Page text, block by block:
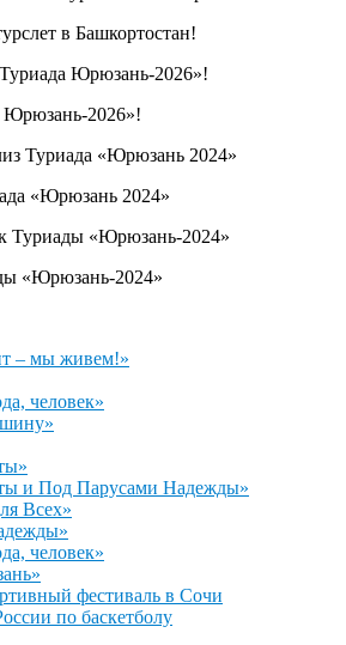
в Башкортостан!
Юрюзань-2026»!
«Юрюзань 2024»
«Юрюзань-2024»
– мы живем!»
человек»
и Под Парусами Надежды»
Всех»
человек»
фестиваль в Сочи
по баскетболу